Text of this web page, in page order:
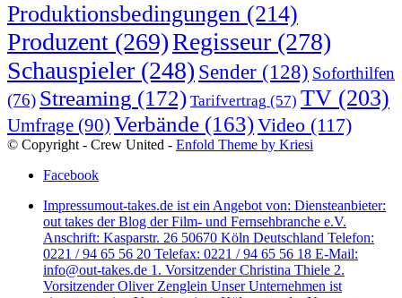
Produktionsbedingungen (214)
Produzent (269)Regisseur (278)
Schauspieler (248) Sender (128) Soforthilfen
(76) Streaming (172) Tarifvertrag (57) TV (203)
Umfrage (90) Verbände (163)Video (117)
© Copyright - Crew United - Enfold Theme by Kriesi
Facebook
Impressumout-takes.de ist ein Angebot von: Diensteanbieter:
out takes der Blog der Film- und Fernsehbranche e.V.
Anschrift: Kasparstr. 26 50670 Köln Deutschland Telefon:
0221 / 94 65 56 20 Telefax: 0221 / 94 65 56 18 E-Mail:
info@out-takes.de 1. Vorsitzender Christina Thiele 2.
Vorsitzender Oliver Zenglein Unser Unternehmen ist